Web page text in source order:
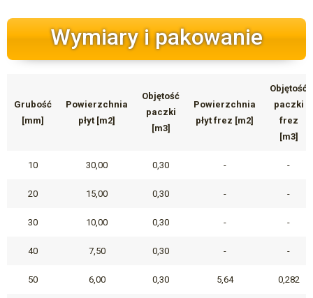
Wymiary i pakowanie
Grubość
[mm]
Powierzchnia
płyt [m2]
Objętość
paczki
[m3]
Powierzchnia
płyt frez [m2]
Objętość
paczki
frez
[m3]
10 30,00 0,30 - -
20 15,00 0,30 - -
30 10,00 0,30 - -
40 7,50 0,30 - -
50 6,00 0,30 5,64 0,282